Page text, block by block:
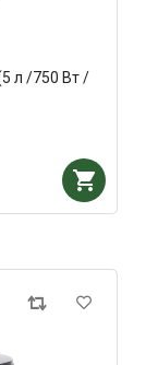
л /750 Вт /